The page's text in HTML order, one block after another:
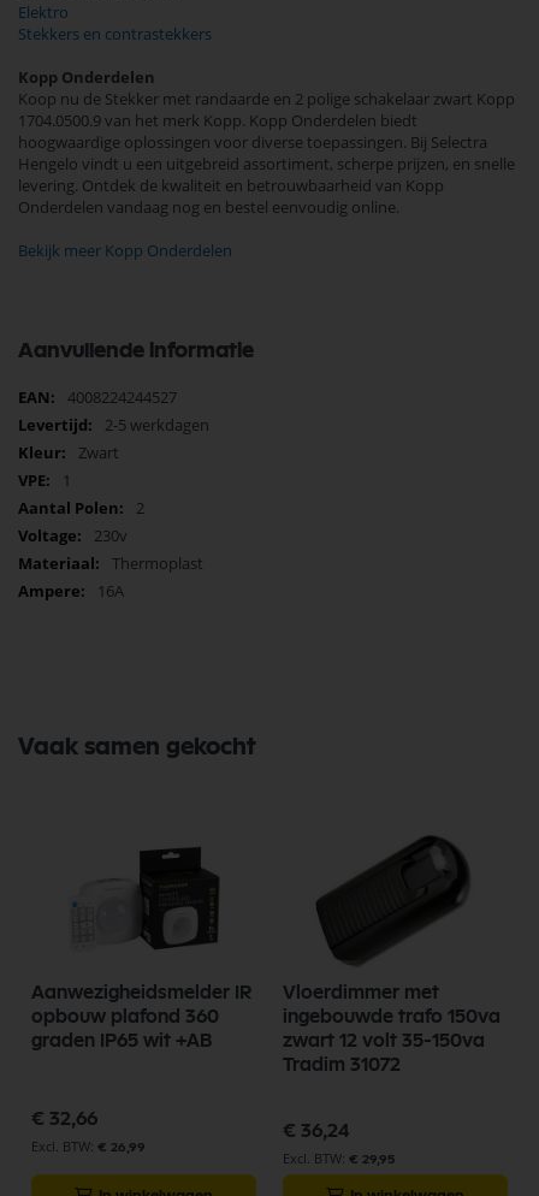
Elektro
Stekkers en contrastekkers
Kopp Onderdelen
Koop nu de Stekker met randaarde en 2 polige schakelaar zwart Kopp
1704.0500.9 van het merk Kopp. Kopp Onderdelen biedt
hoogwaardige oplossingen voor diverse toepassingen. Bij Selectra
Hengelo vindt u een uitgebreid assortiment, scherpe prijzen, en snelle
levering. Ontdek de kwaliteit en betrouwbaarheid van Kopp
Onderdelen vandaag nog en bestel eenvoudig online.
Bekijk meer Kopp Onderdelen
Aanvullende informatie
Meer
informatie
4008224244527
2-5 werkdagen
Zwart
1
2
230v
Thermoplast
16A
Vaak samen gekocht
Aanwezigheidsmelder IR
opbouw plafond 360
graden IP65 wit +AB
€ 32,66
€ 26,99
Vloerdimmer met
ingebouwde trafo 150va
zwart 12 volt 35-150va
Tradim 31072
€ 36,24
€ 29,95